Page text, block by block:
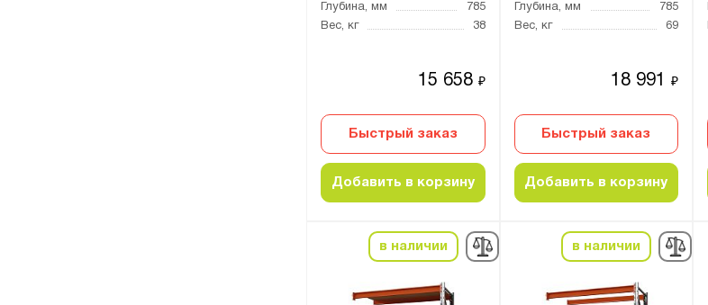
Глубина, мм
785
Вес, кг
38
15 658 ₽
Быстрый заказ
Добавить в корзину
Глубина, мм
785
Вес, кг
69
18 991₽
Быстрый заказ
Добавить в корзину
в наличии в наличии